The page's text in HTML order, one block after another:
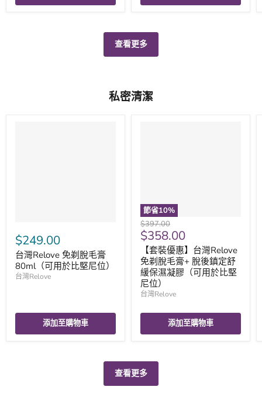
查看更多
私密清潔
$249.00
台灣Relove 免剃脫毛膏
80ml（可用於比堅尼位）
台灣Relove
添加至購物車
節省10%
原
價
$397.00
現
價
$358.00
【套裝優惠】台灣Relove
免剃脫毛膏+ 脫後鎮定舒
緩保濕凝膠（可用於比堅
尼位）
台灣Relove
添加至購物車
查看更多